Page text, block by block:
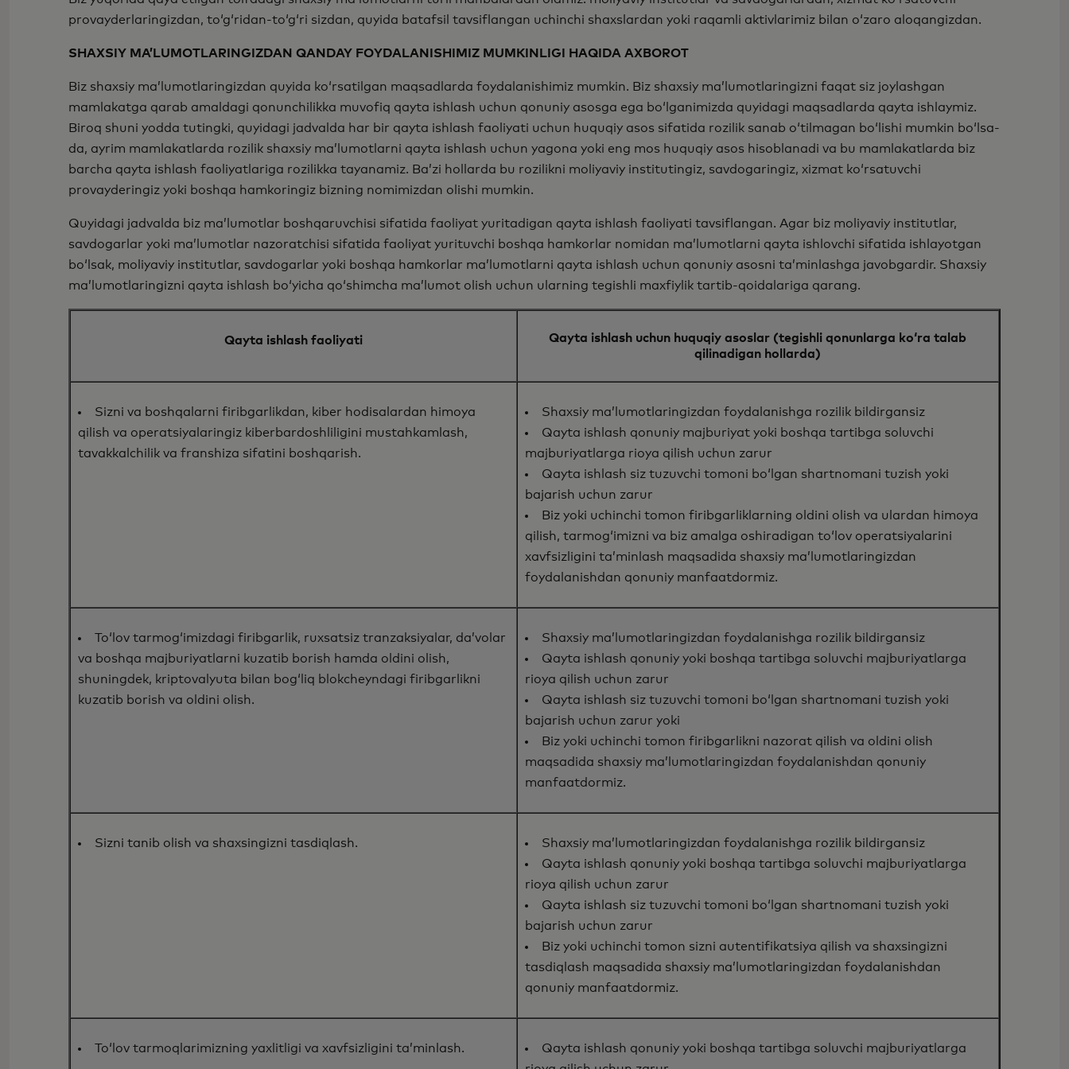
provayderlaringizdan, to‘g‘ridan-to‘g‘ri sizdan, quyida batafsil tavsiflangan uchinchi shaxslardan yoki raqamli aktivlarimiz bilan o‘zaro aloqangizdan.
SHAXSIY MA’LUMOTLARINGIZDAN QANDAY FOYDALANISHIMIZ MUMKINLIGI HAQIDA AXBOROT
Biz shaxsiy ma’lumotlaringizdan quyida ko‘rsatilgan maqsadlarda foydalanishimiz mumkin. Biz shaxsiy maʼlumotlaringizni faqat siz joylashgan
mamlakatga qarab amaldagi qonunchilikka muvofiq qayta ishlash uchun qonuniy asosga ega boʻlganimizda quyidagi maqsadlarda qayta ishlaymiz.
Biroq shuni yodda tutingki, quyidagi jadvalda har bir qayta ishlash faoliyati uchun huquqiy asos sifatida rozilik sanab o‘tilmagan bo‘lishi mumkin boʻlsa-
da, ayrim mamlakatlarda rozilik shaxsiy maʼlumotlarni qayta ishlash uchun yagona yoki eng mos huquqiy asos hisoblanadi va bu mamlakatlarda biz
barcha qayta ishlash faoliyatlariga rozilikka tayanamiz. Ba’zi hollarda bu rozilikni moliyaviy institutingiz, savdogaringiz, xizmat ko‘rsatuvchi
provayderingiz yoki boshqa hamkoringiz bizning nomimizdan olishi mumkin.
Quyidagi jadvalda biz ma’lumotlar boshqaruvchisi sifatida faoliyat yuritadigan qayta ishlash faoliyati tavsiflangan. Agar biz moliyaviy institutlar,
savdogarlar yoki maʼlumotlar nazoratchisi sifatida faoliyat yurituvchi boshqa hamkorlar nomidan maʼlumotlarni qayta ishlovchi sifatida ishlayotgan
boʻlsak, moliyaviy institutlar, savdogarlar yoki boshqa hamkorlar maʼlumotlarni qayta ishlash uchun qonuniy asosni taʼminlashga javobgardir. Shaxsiy
ma’lumotlaringizni qayta ishlash bo‘yicha qo‘shimcha ma’lumot olish uchun ularning tegishli maxfiylik tartib-qoidalariga qarang.
Qayta ishlash faoliyati
Qayta ishlash uchun huquqiy asoslar (tegishli qonunlarga ko‘ra talab
qilinadigan hollarda)
Sizni va boshqalarni firibgarlikdan, kiber hodisalardan himoya
qilish va operatsiyalaringiz kiberbardoshliligini mustahkamlash,
tavakkalchilik va franshiza sifatini boshqarish.
Shaxsiy ma’lumotlaringizdan foydalanishga rozilik bildirgansiz
Qayta ishlash qonuniy majburiyat yoki boshqa tartibga soluvchi
majburiyatlarga rioya qilish uchun zarur
Qayta ishlash siz tuzuvchi tomoni bo‘lgan shartnomani tuzish yoki
bajarish uchun zarur
Biz yoki uchinchi tomon firibgarliklarning oldini olish va ulardan himoya
qilish, tarmogʻimizni va biz amalga oshiradigan toʻlov operatsiyalarini
xavfsizligini taʼminlash maqsadida shaxsiy maʼlumotlaringizdan
foydalanishdan qonuniy manfaatdormiz.
To‘lov tarmog‘imizdagi firibgarlik, ruxsatsiz tranzaksiyalar, da’volar
va boshqa majburiyatlarni kuzatib borish hamda oldini olish,
shuningdek, kriptovalyuta bilan bog‘liq blokcheyndagi firibgarlikni
kuzatib borish va oldini olish.
Shaxsiy ma’lumotlaringizdan foydalanishga rozilik bildirgansiz
Qayta ishlash qonuniy yoki boshqa tartibga soluvchi majburiyatlarga
rioya qilish uchun zarur
Qayta ishlash siz tuzuvchi tomoni bo‘lgan shartnomani tuzish yoki
bajarish uchun zarur yoki
Biz yoki uchinchi tomon firibgarlikni nazorat qilish va oldini olish
maqsadida shaxsiy ma’lumotlaringizdan foydalanishdan qonuniy
manfaatdormiz.
Sizni tanib olish va shaxsingizni tasdiqlash.
Shaxsiy ma’lumotlaringizdan foydalanishga rozilik bildirgansiz
Qayta ishlash qonuniy yoki boshqa tartibga soluvchi majburiyatlarga
rioya qilish uchun zarur
Qayta ishlash siz tuzuvchi tomoni bo‘lgan shartnomani tuzish yoki
bajarish uchun zarur
Biz yoki uchinchi tomon sizni autentifikatsiya qilish va shaxsingizni
tasdiqlash maqsadida shaxsiy ma’lumotlaringizdan foydalanishdan
qonuniy manfaatdormiz.
To‘lov tarmoqlarimizning yaxlitligi va xavfsizligini ta’minlash.
Qayta ishlash qonuniy yoki boshqa tartibga soluvchi majburiyatlarga